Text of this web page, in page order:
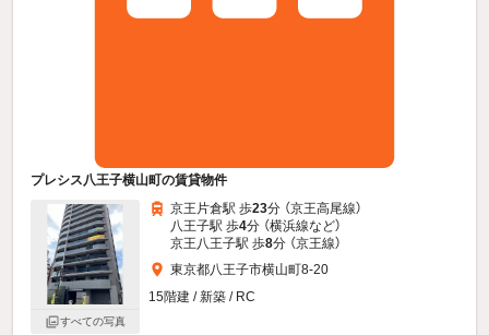
プレシス八王子横山町の賃貸物件
すべての写真
京王片倉駅 歩23分 （京王高尾線）
八王子駅 歩4分 （横浜線など）
京王八王子駅 歩8分 （京王線）
東京都八王子市横山町8-20
15階建 / 新築 / RC